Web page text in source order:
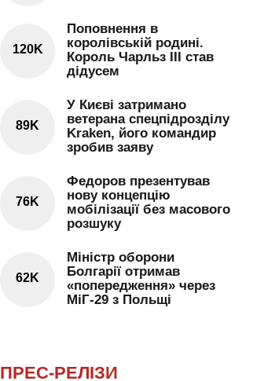
120K
Поповнення в
королівській родині.
Король Чарльз III став
дідусем
89K
У Києві затримано
ветерана спецпідрозділу
Kraken, його командир
зробив заяву
76K
Федоров презентував
нову концепцію
мобілізації без масового
розшуку
62K
Міністр оборони
Болгарії отримав
«попередження» через
МіГ-29 з Польщі
ПРЕС-РЕЛІЗИ